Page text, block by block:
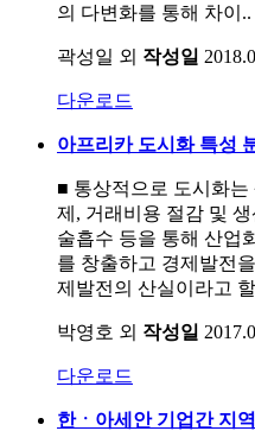
의 다변화를 통해 차이..
곽성일 외 작성일
다운로드
아프리카 도시화 특성
■ 통상적으로 도시화
제, 거래비용 절감 및
술흡수 등을 통해 산업
를 창출하고 경제발전
제발전의 산실이라고
박영호 외 작성일
다운로드
한ㆍ아세안 기업간 지